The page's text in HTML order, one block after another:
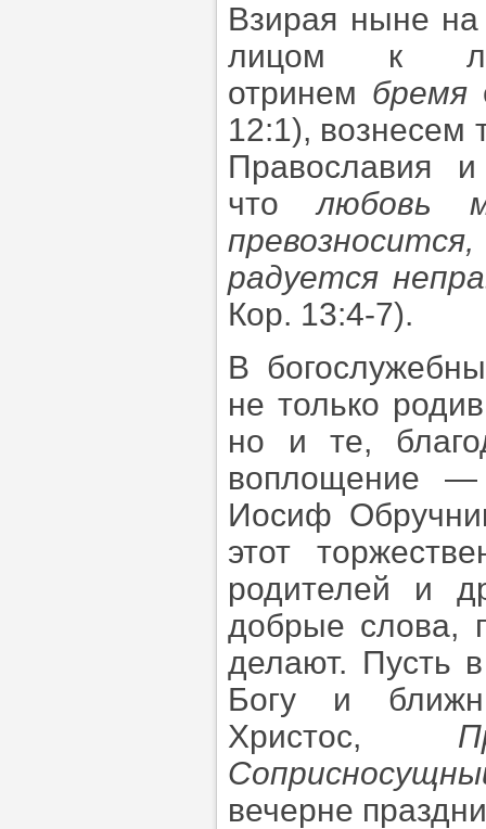
Взирая ныне на
лицом к
отринем бремя
12:1), вознесем
Православия
чтолюбовь
радуется
Кор. 13:4-7).
В
не только
но и те,
воплощение —
Иосиф
этот
родителей и
добрые слова,
делают. Пусть
Богу и
Христос,
вечерне